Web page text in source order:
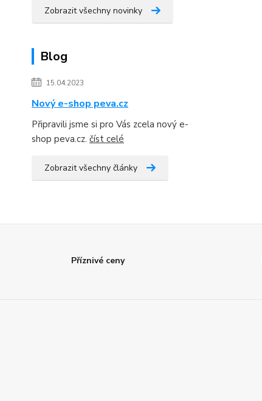
Zobrazit všechny novinky
Blog
15.04.2023
Nový e-shop peva.cz
Připravili jsme si pro Vás zcela nový e-
shop peva.cz. číst celé
Zobrazit všechny články
Příznivé ceny